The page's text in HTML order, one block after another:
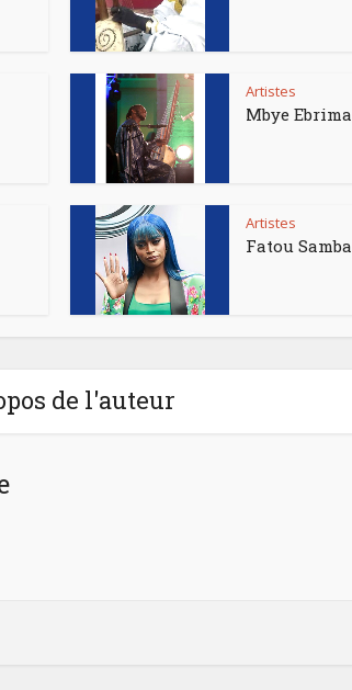
Artistes
Mbye Ebrima
Artistes
Fatou Samba
de l'auteur